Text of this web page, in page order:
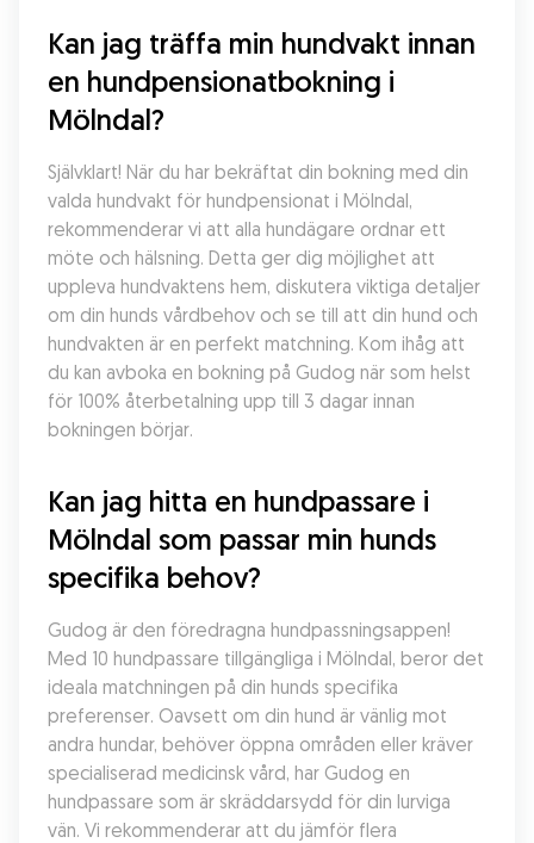
Kan jag träffa min hundvakt innan
en hundpensionatbokning i
Mölndal?
Självklart! När du har bekräftat din bokning med din
valda hundvakt för hundpensionat i Mölndal,
rekommenderar vi att alla hundägare ordnar ett
möte och hälsning. Detta ger dig möjlighet att
uppleva hundvaktens hem, diskutera viktiga detaljer
om din hunds vårdbehov och se till att din hund och
hundvakten är en perfekt matchning. Kom ihåg att
du kan avboka en bokning på Gudog när som helst
för 100% återbetalning upp till 3 dagar innan
bokningen börjar.
Kan jag hitta en hundpassare i
Mölndal som passar min hunds
specifika behov?
Gudog är den föredragna hundpassningsappen!
Med 10 hundpassare tillgängliga i Mölndal, beror det
ideala matchningen på din hunds specifika
preferenser. Oavsett om din hund är vänlig mot
andra hundar, behöver öppna områden eller kräver
specialiserad medicinsk vård, har Gudog en
hundpassare som är skräddarsydd för din lurviga
vän. Vi rekommenderar att du jämför flera